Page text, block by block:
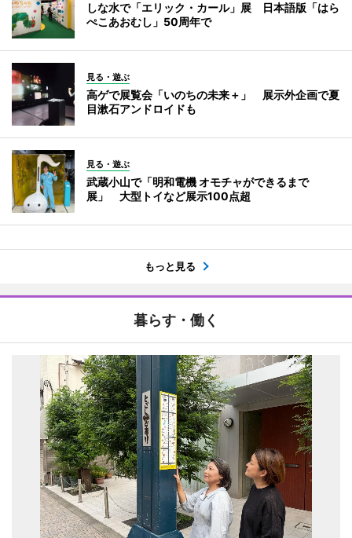
しな水で「エリック・カール」展 日本語版「はら
ぺこあおむし」50周年で
見る・遊ぶ
高ゲで展覧会「いのちの未来＋」 展示外企画で夏
目漱石アンドロイドも
見る・遊ぶ
武蔵小山で「明和電機 オモチャができるまで
展」 大型トイなど展示100点超
もっと見る
暮らす・働く